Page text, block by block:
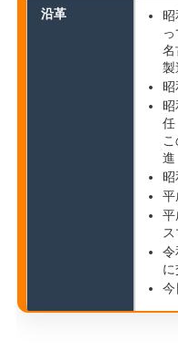
沿革
名
製
任
進
平
今